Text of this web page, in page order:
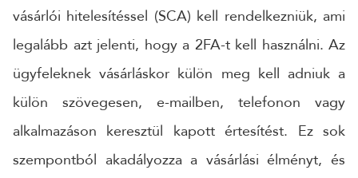
vásárlói hitelesítéssel (SCA) kell rendelkezniük, ami
legalább azt jelenti, hogy a 2FA-t kell használni. Az
ügyfeleknek vásárláskor külön meg kell adniuk a
külön szövegesen, e-mailben, telefonon vagy
alkalmazáson keresztül kapott értesítést. Ez sok
szempontból akadályozza a vásárlási élményt, és